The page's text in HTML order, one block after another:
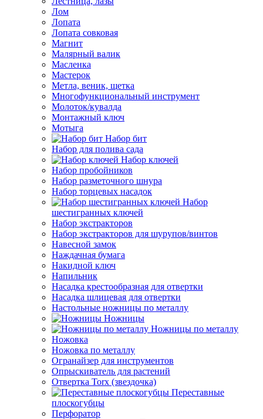
Лом
Лопата
Лопата совковая
Магнит
Малярный валик
Масленка
Мастерок
Метла, веник, щетка
Многофункциональный инструмент
Молоток/кувалда
Монтажный ключ
Мотыга
Набор бит
Набор для полива сада
Набор ключей
Набор пробойников
Набор разметочного шнура
Набор торцевых насадок
Набор
шестигранных ключей
Набор экстракторов
Набор экстракторов для шурупов/винтов
Навесной замок
Наждачная бумага
Накидной ключ
Напильник
Насадка крестообразная для отвертки
Насадка шлицевая для отвертки
Настольные ножницы по металлу
Ножницы
Ножницы по металлу
Ножовка
Ножовка по металлу
Огранайзер для инструментов
Опрыскиватель для растений
Отвертка Torx (звездочка)
Переставные
плоскогубцы
Перфоратор